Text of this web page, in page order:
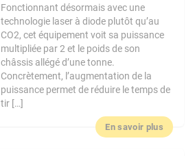
Fonctionnant désormais avec une
technologie laser à diode plutôt qu’au
CO2, cet équipement voit sa puissance
multipliée par 2 et le poids de son
châssis allégé d’une tonne.
Concrètement, l’augmentation de la
puissance permet de réduire le temps de
tir […]
En savoir plus